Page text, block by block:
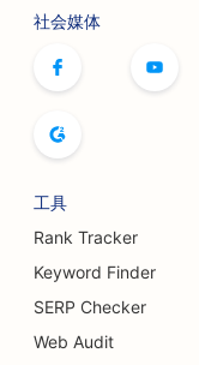
社会媒体
工具
Rank Tracker
Keyword Finder
SERP Checker
Web Audit